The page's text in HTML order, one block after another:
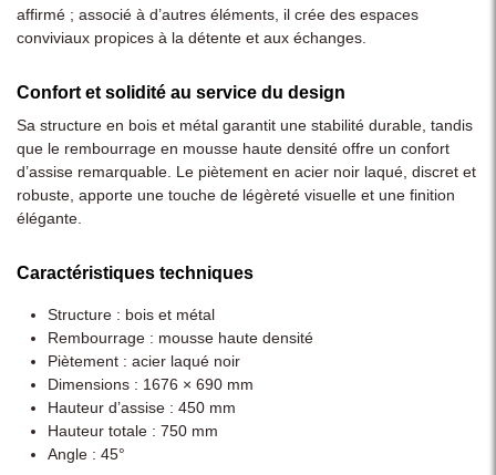
affirmé ; associé à d’autres éléments, il crée des espaces
conviviaux propices à la détente et aux échanges.
Confort et solidité au service du design
Sa structure en bois et métal garantit une stabilité durable, tandis
que le rembourrage en mousse haute densité offre un confort
d’assise remarquable. Le piètement en acier noir laqué, discret et
robuste, apporte une touche de légèreté visuelle et une finition
élégante.
Caractéristiques techniques
Structure : bois et métal
Rembourrage : mousse haute densité
Piètement : acier laqué noir
Dimensions : 1676 × 690 mm
Hauteur d’assise : 450 mm
Hauteur totale : 750 mm
Angle : 45°